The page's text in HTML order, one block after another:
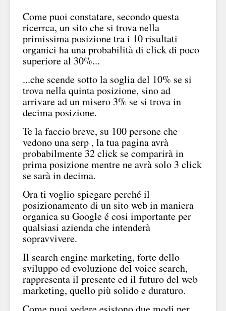
Come puoi constatare, secondo questa
ricerrca, un sito che si trova nella
primissima posizione tra i 10 risultati
organici ha una probabilità di click di poco
superiore al 30%...
...che scende sotto la soglia del 10% se si
trova nella quinta posizione, sino ad
arrivare ad un misero 3% se si trova in
decima posizione.
Te la faccio breve, su 100 persone che
vedono una serp , la tua pagina avrà
probabilmente 32 click se comparirà in
prima posizione mentre ne avrà solo 3 click
se sarà in decima.
Ora ti voglio spiegare perché il
posizionamento di un sito web in maniera
organica su Google é cosi importante per
qualsiasi azienda che intenderà
sopravvivere.
Il search engine marketing, forte dello
sviluppo ed evoluzione del voice search,
rappresenta il presente ed il futuro del web
marketing, quello più solido e duraturo.